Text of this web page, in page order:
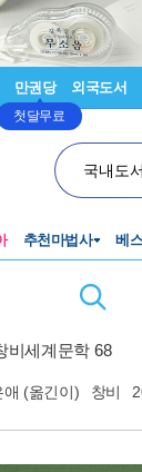
만권당
첫달무료
외국도서
국내도
추천마법사 베
비세계문학 68
애 (옮긴이) 창비